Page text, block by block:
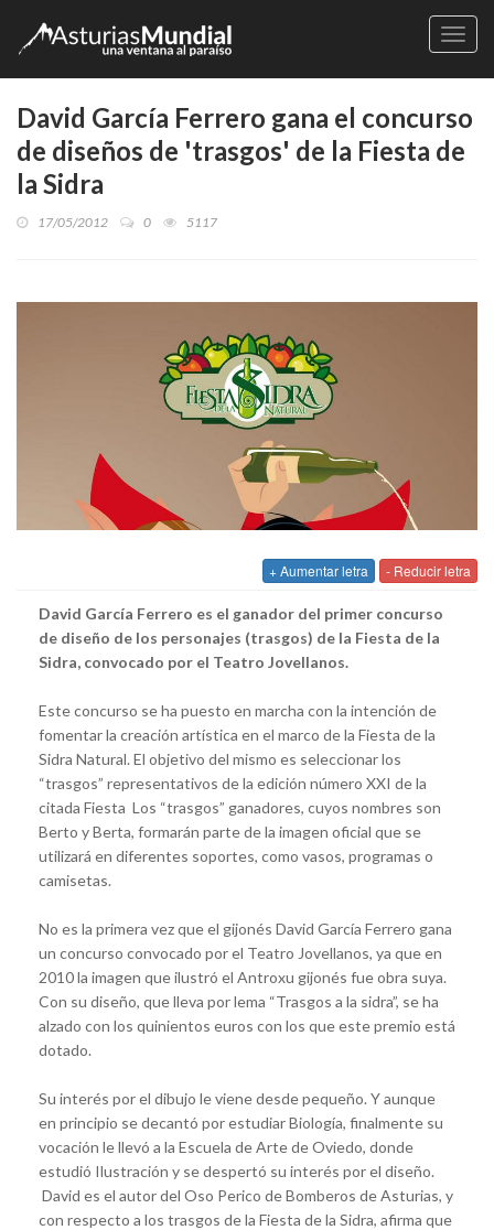
David García Ferrero gana el concurso
de diseños de 'trasgos' de la Fiesta de
la Sidra
17/05/2012 0 5117
+ Aumentar letra - Reducir letra
David García Ferrero es el ganador del primer concurso
de diseño de los personajes (trasgos) de la Fiesta de la
Sidra, convocado por el Teatro Jovellanos.
Este concurso se ha puesto en marcha con la intención de
fomentar la creación artística en el marco de la Fiesta de la
Sidra Natural. El objetivo del mismo es seleccionar los
“trasgos” representativos de la edición número XXI de la
citada Fiesta Los “trasgos” ganadores, cuyos nombres son
Berto y Berta, formarán parte de la imagen oficial que se
utilizará en diferentes soportes, como vasos, programas o
camisetas.
No es la primera vez que el gijonés David García Ferrero gana
un concurso convocado por el Teatro Jovellanos, ya que en
2010 la imagen que ilustró el Antroxu gijonés fue obra suya.
Con su diseño, que lleva por lema “Trasgos a la sidra”, se ha
alzado con los quinientos euros con los que este premio está
dotado.
Su interés por el dibujo le viene desde pequeño. Y aunque
en principio se decantó por estudiar Biología, finalmente su
vocación le llevó a la Escuela de Arte de Oviedo, donde
estudió Ilustración y se despertó su interés por el diseño.
David es el autor del Oso Perico de Bomberos de Asturias, y
con respecto a los trasgos de la Fiesta de la Sidra, afirma que